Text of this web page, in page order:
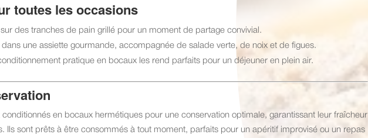
toutes les occasions
sur des tranches de pain grillé pour un moment de partage convivial.
dans une assiette gourmande, accompagnée de salade verte, de noix et de figues.
pratique en bocaux les rend parfaits pour un déjeuner en plein air.
conditionnés en bocaux hermétiques pour une conservation optimale, garantissant leur fraîcheur
Ils sont prêts à être consommés à tout moment, parfaits pour un apéritif improvisé ou un repas